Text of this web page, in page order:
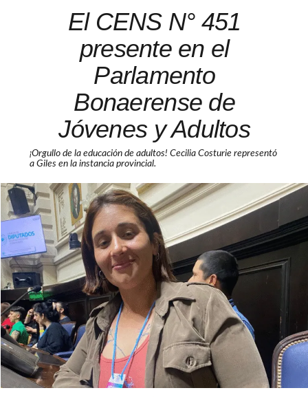
El CENS N° 451
presente en el
Parlamento
Bonaerense de
Jóvenes y Adultos
¡Orgullo de la educación de adultos! Cecilia Costurie representó
a Giles en la instancia provincial.